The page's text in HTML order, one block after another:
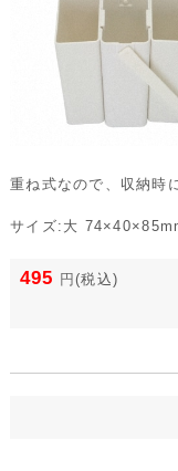
重ね式なので、収納時
サイズ:大
495 円 (税込)